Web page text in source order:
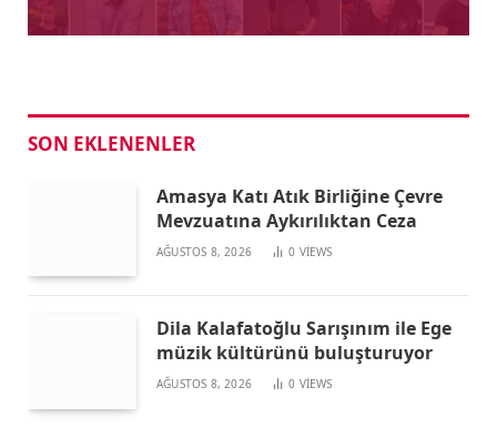
SON EKLENENLER
Amasya Katı Atık Birliğine Çevre
Mevzuatına Aykırılıktan Ceza
AĞUSTOS 8, 2026 0 VIEWS
Dila Kalafatoğlu Sarışınım ile Ege
müzik kültürünü buluşturuyor
AĞUSTOS 8, 2026 0 VIEWS